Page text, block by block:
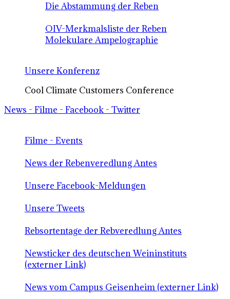
Die Abstammung der Reben
OIV-Merkmalsliste der Reben
Molekulare Ampelographie
Unsere Konferenz
Cool Climate Customers Conference
News - Filme - Facebook - Twitter
Filme - Events
News der Rebenveredlung Antes
Unsere Facebook-Meldungen
Unsere Tweets
Rebsortentage der Rebveredlung Antes
Newsticker des deutschen Weininstituts
(externer Link)
News vom Campus Geisenheim (externer Link)